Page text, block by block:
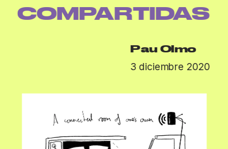
COMPARTIDAS
Pau Olmo
3 diciembre 2020